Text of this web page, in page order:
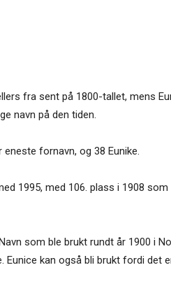
fra sent på 1800-tallet, mens
navn på den tiden.
fornavn, og 38 Eunike.
1995, med 106. plass i 1908
som ble brukt rundt år 1900 i
Eunice kan også bli brukt fordi det